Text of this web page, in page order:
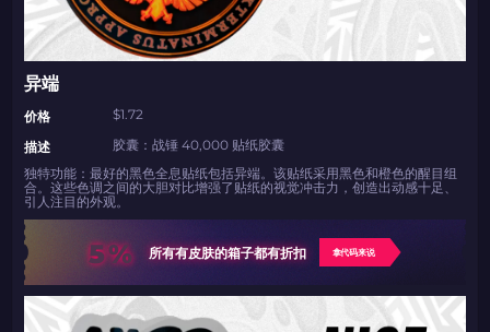
2024LONG
复制到剪贴板
带上你的促销代码
带上你的促销代码
异端
价格
$1.72
描述
胶囊：战锤 40,000 贴纸胶囊
独特功能：最好的黑色全息贴纸包括异端。该贴纸采用黑色和橙色的醒目组
合。这些色调之间的大胆对比增强了贴纸的视觉冲击力，创造出动感十足、
引人注目的外观。
5% 所有有皮肤的箱子都有折扣 拿代码来说